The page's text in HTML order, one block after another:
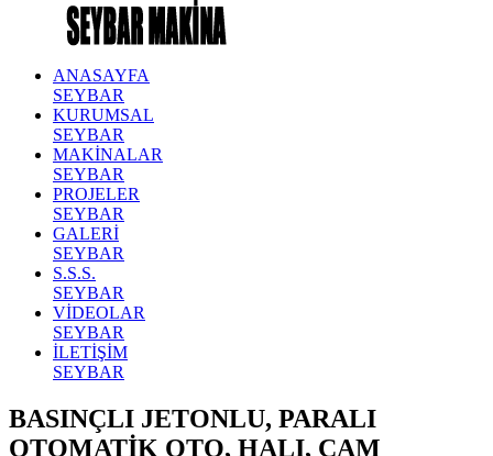
ANASAYFA
SEYBAR
KURUMSAL
SEYBAR
MAKİNALAR
SEYBAR
PROJELER
SEYBAR
GALERİ
SEYBAR
S.S.S.
SEYBAR
VİDEOLAR
SEYBAR
İLETİŞİM
SEYBAR
BASINÇLI JETONLU, PARALI
OTOMATİK OTO, HALI, CAM